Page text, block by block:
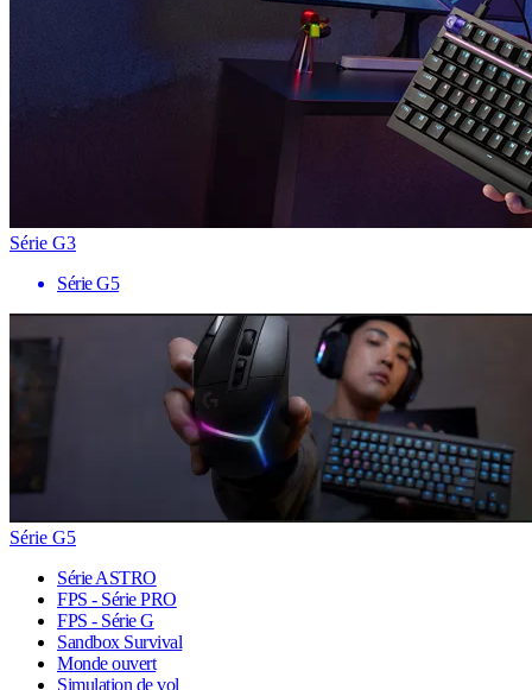
Série G3
Série G5
Série G5
Série ASTRO
FPS - Série PRO
FPS - Série G
Sandbox Survival
Monde ouvert
Simulation de vol